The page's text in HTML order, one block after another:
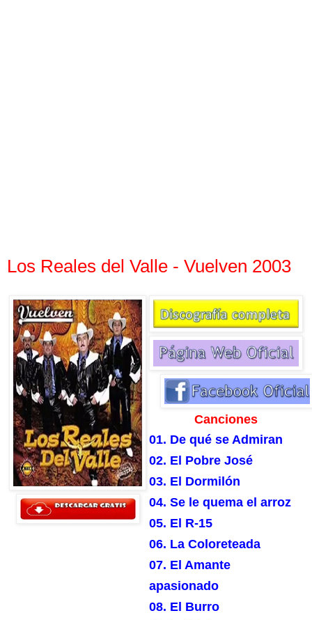
Los Reales del Valle - Vuelven 2003
Canciones
01. De qué se Admiran
02. El Pobre José
03. El Dormilón
04. Se le quema el arroz
05. El R-15
06. La Coloreteada
07. El Amante
apasionado
08. El Burro